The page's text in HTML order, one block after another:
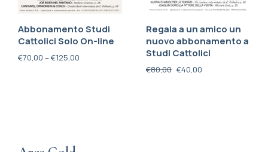
Abbonamento Studi
Cattolici Solo On-line
€70,00 –€125,00
Regala a un amico un
nuovo abbonamento a
Studi Cattolici
€80,00 €40,00